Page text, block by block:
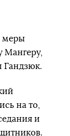
меры
Мангеру,
Гандзюк.
на то,
и